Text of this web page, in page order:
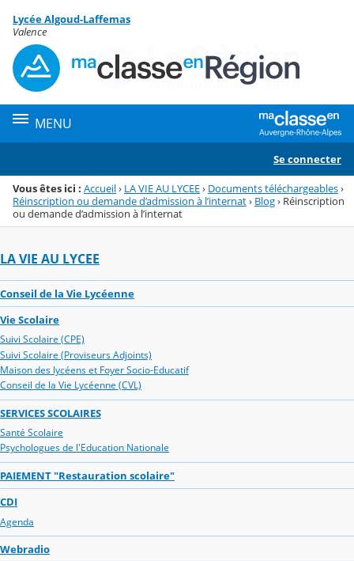
Menu de la rubrique
Contenu
Lycée Algoud-Laffemas
Valence
MENU
Se connecter
Vous êtes ici : Accueil› LA VIE AU LYCEE› Documents téléchargeables›
Réinscription ou demande d’admission à l’internat› Blog› Réinscription
ou demande d’admission à l’internat
LA VIE AU LYCEE
Conseil de la Vie Lycéenne
Vie Scolaire
Suivi Scolaire (CPE)
Suivi Scolaire (Proviseurs Adjoints)
Maison des lycéens et Foyer Socio-Educatif
Conseil de la Vie Lycéenne (CVL)
SERVICES SCOLAIRES
Santé Scolaire
Psychologues de l'Education Nationale
PAIEMENT "Restauration scolaire"
CDI
Agenda
Webradio